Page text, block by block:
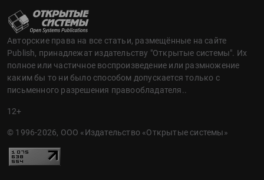
Авторские права на все статьи, размещённые на сайте
Publish, принадлежат издательству "Открытые системы". Их
полное или частичное воспроизведение или размножение
каким бы то ни было способом допускается только с
письменного разрешения правообладателя..
12+
© 1996-2026, ООО «Издательство «Открытые системы»